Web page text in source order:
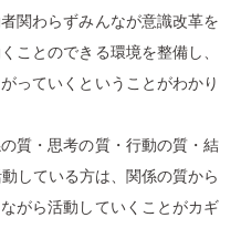
関わらずみんなが意識改革を
ことのできる環境を整備し、
っていくということがわかり
質・思考の質・行動の質・結
している方は、関係の質から
がら活動していくことがカギ